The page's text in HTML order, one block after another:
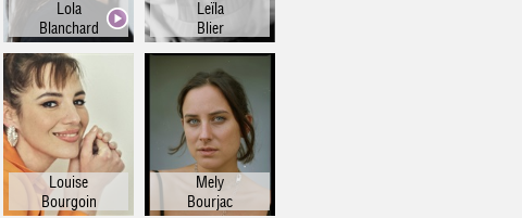
Lola
Blanchard
Leïla
Blier
Louise
Bourgoin
Mely
Bourjac